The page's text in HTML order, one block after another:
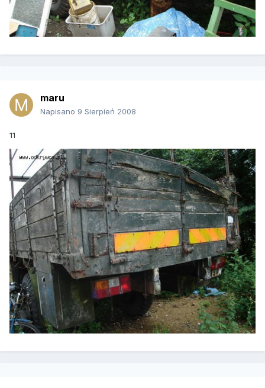
maru
Napisano 9 Sierpień 2008
11